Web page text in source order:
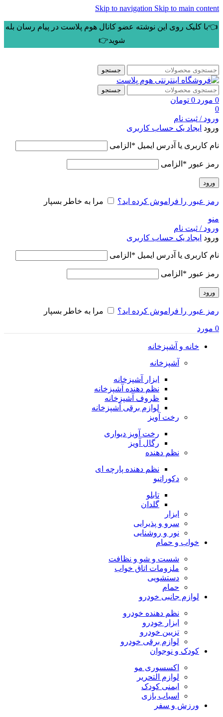
Skip to navigation Skip to main content
👈با کلیک روی این نوشته عضو کانال هوم پلاست در پیام رسان بله
شوید👉
جستجو
جستجو
0 مورد 0 تومان
0
ورود / ثبت نام
ورود ایجاد یک حساب کاربری
نام کاربری یا آدرس ایمیل * الزامی
رمز عبور * الزامی
ورود
رمز عبور را فراموش کرده اید؟ مرا به خاطر بسپار
منو
ورود / ثبت نام
ورود ایجاد یک حساب کاربری
نام کاربری یا آدرس ایمیل * الزامی
رمز عبور * الزامی
ورود
رمز عبور را فراموش کرده اید؟ مرا به خاطر بسپار
0 مورد
خانه و آشپزخانه
آشپزخانه
ابزار آشپزخانه
نظم دهنده آشپزخانه
ظروف آشپزخانه
لوازم برقی آشپزخانه
رخت آویز
رخت آویز دیواری
رگال آویز
نظم دهنده
نظم دهنده پارچه ای
دکوراتیو
تابلو
گلدان
ابزار
سرو و پذیرایی
نور و روشنایی
خواب و حمام
شست و شو و نظافت
ملزومات اتاق خواب
دستشویی
حمام
لوازم جانبی خودرو
نظم دهنده خودرو
ابزار خودرو
تزیین خودرو
لوازم برقی خودرو
کودک و نوجوان
اکسسوری مو
لوازم التحریر
ایمنی کودک
اسباب بازی
ورزش و سفر